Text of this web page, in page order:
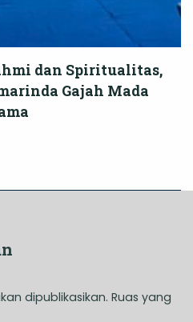
dan Spiritualitas,
Gajah Mada
dipublikasikan. Ruas yang